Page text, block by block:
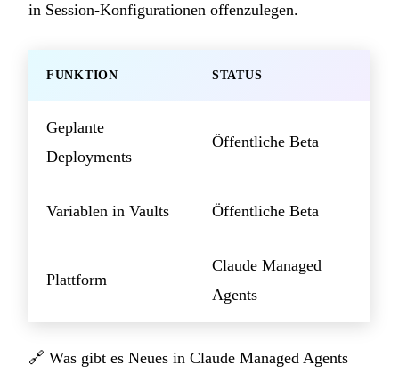
in Session-Konfigurationen offenzulegen.
FUNKTION STATUS
Geplante
Deployments
Öffentliche Beta
Variablen in Vaults Öffentliche Beta
Plattform
Claude Managed
Agents
🔗 Was gibt es Neues in Claude Managed Agents